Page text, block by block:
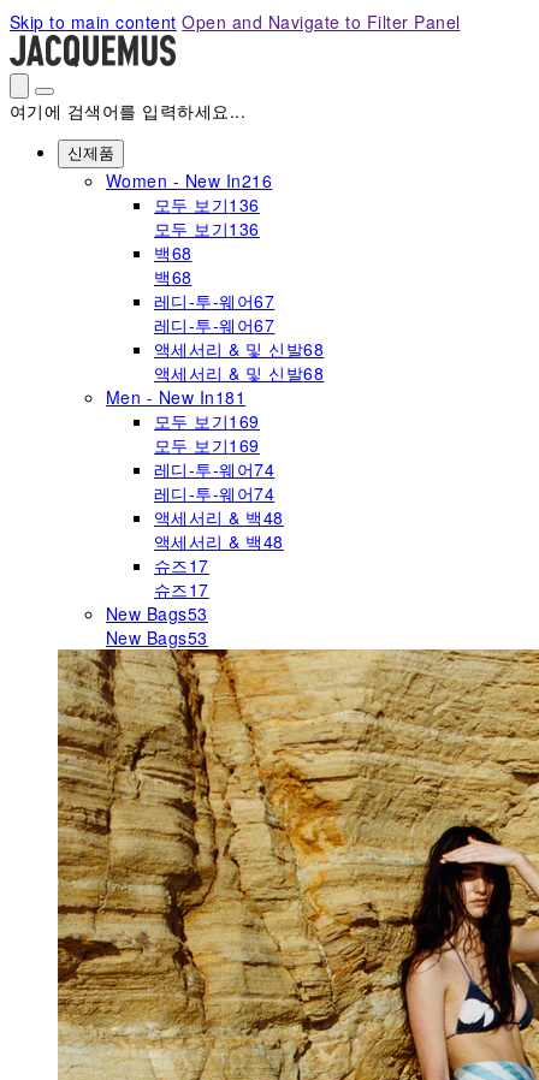
Please
note:
This
website
includes
accessibility
Skip to main content Open and Navigate to Filter Panel
여기에 검색어를 입력하세요...
신제품
Women - New In216
모두 보기136
모두 보기136
백68
백68
레디-투-웨어67
레디-투-웨어67
액세서리 & 및 신발68
액세서리 & 및 신발68
Men - New In181
모두 보기169
모두 보기169
레디-투-웨어74
레디-투-웨어74
액세서리 & 백48
액세서리 & 백48
슈즈17
슈즈17
New Bags53
New Bags53